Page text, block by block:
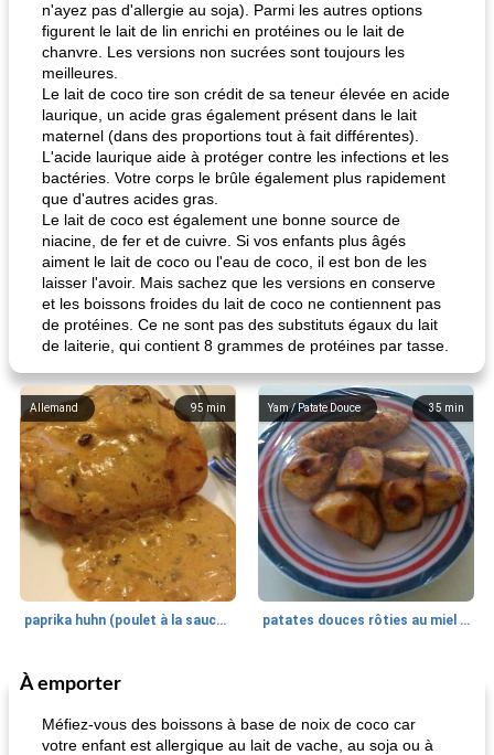
n'ayez pas d'allergie au soja). Parmi les autres options
figurent le lait de lin enrichi en protéines ou le lait de
chanvre. Les versions non sucrées sont toujours les
meilleures.
Le lait de coco tire son crédit de sa teneur élevée en acide
laurique, un acide gras également présent dans le lait
maternel (dans des proportions tout à fait différentes).
L'acide laurique aide à protéger contre les infections et les
bactéries. Votre corps le brûle également plus rapidement
que d'autres acides gras.
Le lait de coco est également une bonne source de
niacine, de fer et de cuivre. Si vos enfants plus âgés
aiment le lait de coco ou l'eau de coco, il est bon de les
laisser l'avoir. Mais sachez que les versions en conserve
et les boissons froides du lait de coco ne contiennent pas
de protéines. Ce ne sont pas des substituts égaux du lait
de laiterie, qui contient 8 grammes de protéines par tasse.
95 min
Allemand
paprika huhn (poulet à la sauce paprika).
35 min
Yam / Patate Douce
patates douces rôties au miel / kumara
Petit déjeuner et brunch
À emporter
Méfiez-vous des boissons à base de noix de coco car
votre enfant est allergique au lait de vache, au soja ou à